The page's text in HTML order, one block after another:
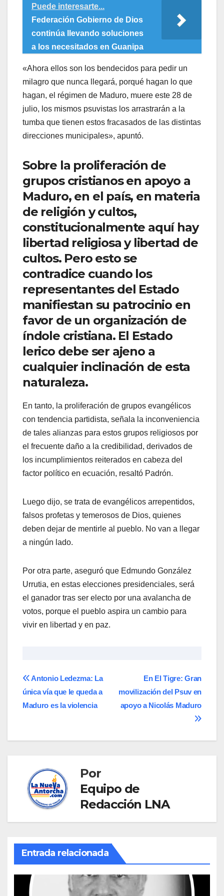
Puede interesarte...
Federación Gobierno de Dios
continúa llevando soluciones
a los necesitados en Guanipa
«Ahora ellos son los bendecidos para pedir un
milagro que nunca llegará, porqué hagan lo que
hagan, el régimen de Maduro, muere este 28 de
julio, los mismos psuvistas los arrastrarán a la
tumba que tienen estos fracasados de las distintas
direcciones municipales», apuntó.
Sobre la proliferación de
grupos cristianos en apoyo a
Maduro, en el país, en materia
de religión y cultos,
constitucionalmente aquí hay
libertad religiosa y libertad de
cultos. Pero esto se
contradice cuando los
representantes del Estado
manifiestan su patrocinio en
favor de un organización de
índole cristiana. El Estado
lerico debe ser ajeno a
cualquier inclinación de esta
naturaleza.
En tanto, la proliferación de grupos evangélicos
con tendencia partidista, señala la inconveniencia
de tales alianzas para estos grupos religiosos por
el frecuente daño a la credibilidad, derivados de
los incumplimientos reiterados en cabeza del
factor político en ecuación, resaltó Padrón.
Luego dijo, se trata de evangélicos arrepentidos,
falsos profetas y temerosos de Dios, quienes
deben dejar de mentirle al pueblo. No van a llegar
a ningún lado.
Por otra parte, aseguró que Edmundo González
Urrutia, en estas elecciones presidenciales, será
el ganador tras ser electo por una avalancha de
votos, porque el pueblo aspira un cambio para
vivir en libertad y en paz.
Navegación
de
En El Tigre: Gran
movilización del Psuv en
apoyo a Nicolás Maduro
Antonio Ledezma: La
única vía que le queda a
Maduro es la violencia
Por
Equipo de
Redacción LNA
Entrada relacionada